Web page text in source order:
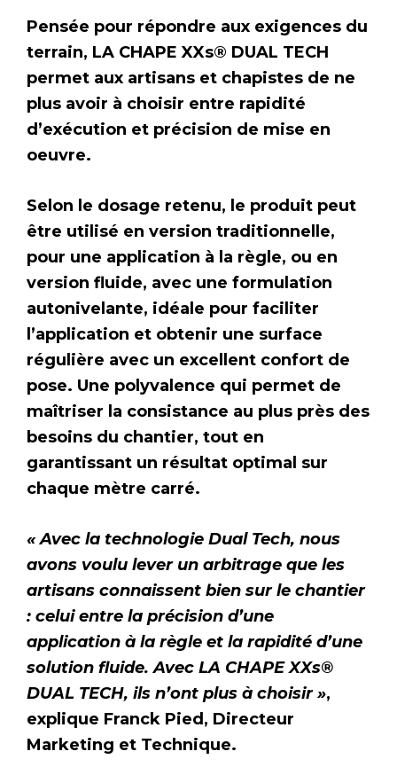
Pensée pour répondre aux exigences du
terrain, LA CHAPE XXs® DUAL TECH
permet aux artisans et chapistes de ne
plus avoir à choisir entre rapidité
d’exécution et précision de mise en
oeuvre.
Selon le dosage retenu, le produit peut
être utilisé en version traditionnelle,
pour une application à la règle, ou en
version fluide, avec une formulation
autonivelante, idéale pour faciliter
l’application et obtenir une surface
régulière avec un excellent confort de
pose. Une polyvalence qui permet de
maîtriser la consistance au plus près des
besoins du chantier, tout en
garantissant un résultat optimal sur
chaque mètre carré.
« Avec la technologie Dual Tech, nous
avons voulu lever un arbitrage que les
artisans connaissent bien sur le chantier
: celui entre la précision d’une
application à la règle et la rapidité d’une
solution fluide. Avec LA CHAPE XXs®
DUAL TECH, ils n’ont plus à choisir »,
explique Franck Pied, Directeur
Marketing et Technique.